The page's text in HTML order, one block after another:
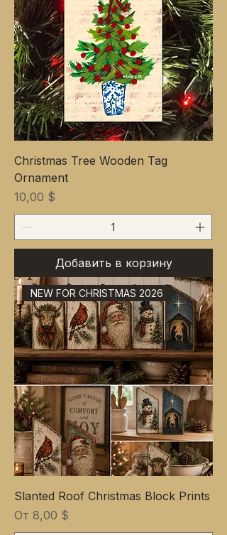
Christmas Tree Wooden Tag
Ornament
Цена
10,00 $
Добавить в корзину
NEW FOR CHRISTMAS 2026
Slanted Roof Christmas Block Prints
От 8,00 $
Цена со скидкой